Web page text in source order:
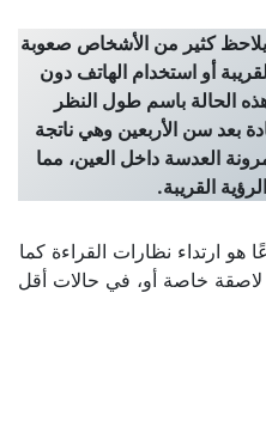
كثير من الأشخاص صعوبة
أو استخدام الهاتف دون
الحالة باسم طول النظر
بعد سن الأربعين وهي ناتجة
العدسة داخل العين، مما
القريبة.
هو ارتداء نظارات القراءة كما
خاصة أو، في حالات أقل